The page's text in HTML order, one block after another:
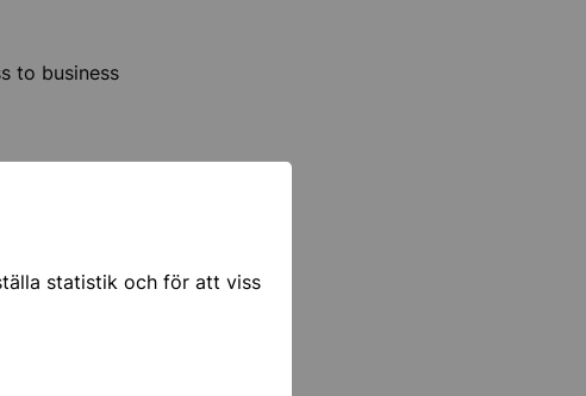
statistik och för att viss
to business